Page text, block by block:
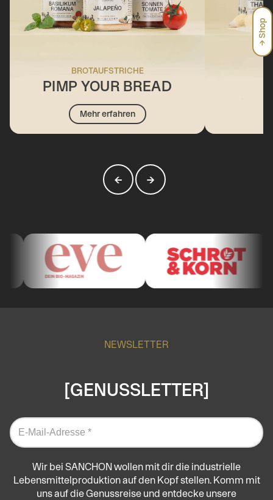
BROTAUFSTRICHE
PIMP YOUR BREAD
Mehr erfahren
← →
NEWSLETTER
[GENUSSLETTER]
Wir bei SANCHON wollen mit dir die industrielle
Lebensmittelproduktion auf den Kopf stellen. Komm mit
uns auf die Genussreise und entdecke unsere
→ Shop